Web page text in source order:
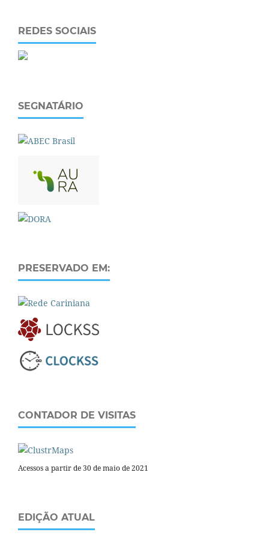
REDES SOCIAIS
SEGNATÁRIO
PRESERVADO EM:
CONTADOR DE VISITAS
Acessos a partir de 30 de maio de 2021
EDIÇÃO ATUAL